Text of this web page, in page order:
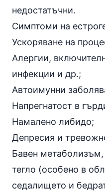
недостатъчни.
Симптоми на
Ускоряване на
Алергии,
инфекции и др.;
Автоимунни
Напрегнатост в
Намалено либидо;
Депресия и
Бавен метаболизъм,
тегло (особено в
седалището и